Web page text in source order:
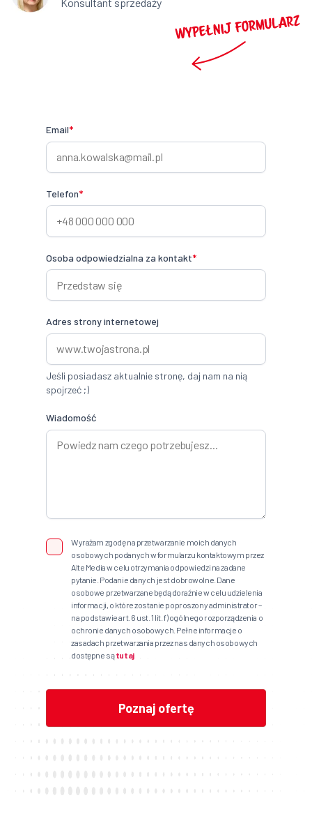
Konsultant sprzedaży
Email*
Telefon*
Osoba odpowiedzialna za kontakt*
Adres strony internetowej
Jeśli posiadasz aktualnie stronę, daj nam na nią
spojrzeć ;)
Wiadomość
Wyrażam zgodę na przetwarzanie moich danych
osobowych podanych w formularzu kontaktowym przez
Alte Media w celu otrzymania odpowiedzi na zadane
pytanie. Podanie danych jest dobrowolne. Dane
osobowe przetwarzane będą doraźnie w celu udzielenia
informacji, o które zostanie poproszony administrator –
na podstawie art. 6 ust. 1 lit. f) ogólnego rozporządzenia o
ochronie danych osobowych. Pełne informacje o
zasadach przetwarzania przez nas danych osobowych
dostępne sątutaj